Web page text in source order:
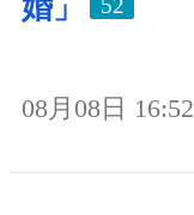
婚」
52
08月08日 16:52